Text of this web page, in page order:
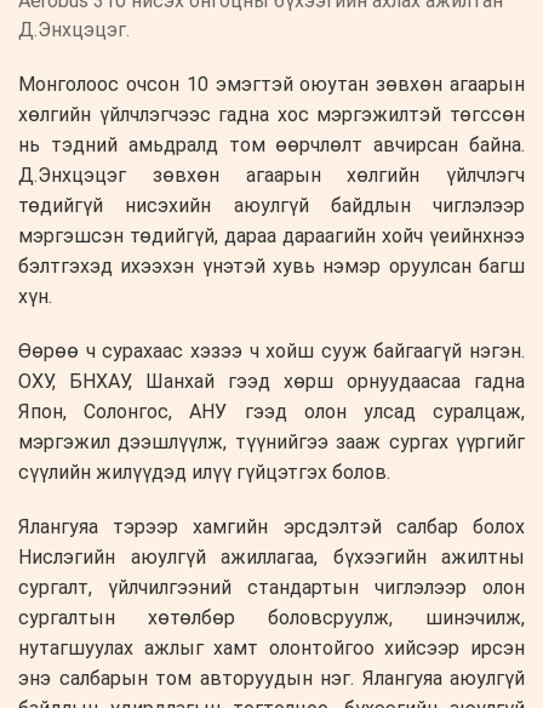
Д.Энхцэцэг.
Монголоос очсон 10 эмэгтэй оюутан зөвхөн агаарын
хөлгийн үйлчлэгчээс гадна хос мэргэжилтэй төгссөн
нь тэдний амьдралд том өөрчлөлт авчирсан байна.
Д.Энхцэцэг зөвхөн агаарын хөлгийн үйлчлэгч
төдийгүй нисэхийн аюулгүй байдлын чиглэлээр
мэргэшсэн төдийгүй, дараа дараагийн хойч үеийнхнээ
бэлтгэхэд ихээхэн үнэтэй хувь нэмэр оруулсан багш
хүн.
Өөрөө ч сурахаас хэзээ ч хойш сууж байгаагүй нэгэн.
ОХУ, БНХАУ, Шанхай гээд хөрш орнуудаасаа гадна
Япон, Солонгос, АНУ гээд олон улсад суралцаж,
мэргэжил дээшлүүлж, түүнийгээ зааж сургах үүргийг
сүүлийн жилүүдэд илүү гүйцэтгэх болов.
Ялангуяа тэрээр хамгийн эрсдэлтэй салбар болох
Нислэгийн аюулгүй ажиллагаа, бүхээгийн ажилтны
сургалт, үйлчилгээний стандартын чиглэлээр олон
сургалтын хөтөлбөр боловсруулж, шинэчилж,
нутагшуулах ажлыг хамт олонтойгоо хийсээр ирсэн
энэ салбарын том авторуудын нэг. Ялангуяа аюулгүй